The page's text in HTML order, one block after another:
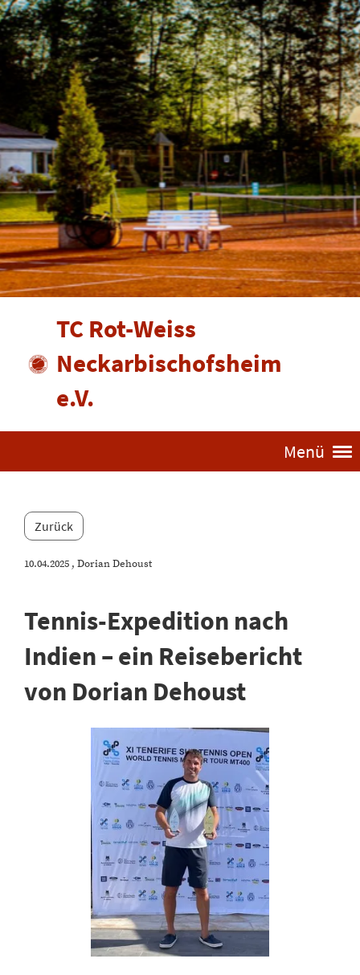
TC Rot-Weiss
Neckarbischofsheim
e.V.
Menü
Zurück
10.04.2025 , Dorian Dehoust
Tennis-Expedition nach
Indien – ein Reisebericht
von Dorian Dehoust